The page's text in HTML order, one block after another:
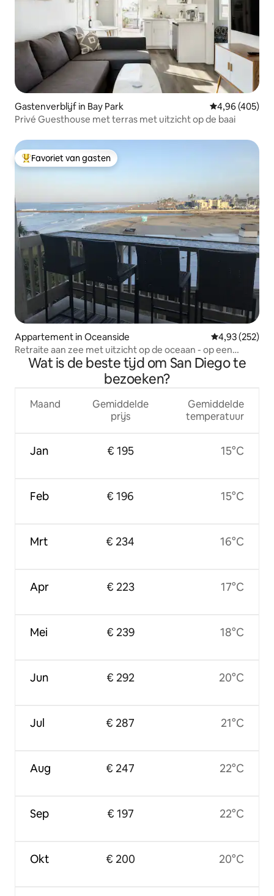
Gastenverblijf in Bay Park Gemiddelde
4,96 (405)
Privé Guesthouse met terras met uitzicht op de baai
Topfavoriet van gasten
Favoriet van gasten
Appartement in Oceanside Gemiddelde
4,93 (252)
Retraite aan zee met uitzicht op de oceaan - op een
steenworp afstand van het strand
Wat is de beste tijd om San Diego te
bezoeken?
Maand
Jan
Feb
Mrt
Apr
Mei
Jun
Jul
Aug
Sep
Okt
Gemiddelde
prijs
€ 195
€ 196
€ 234
€ 223
€ 239
€ 292
€ 287
€ 247
€ 197
€ 200
Gemiddelde
temperatuur
15°C
15°C
16°C
17°C
18°C
20°C
21°C
22°C
22°C
20°C